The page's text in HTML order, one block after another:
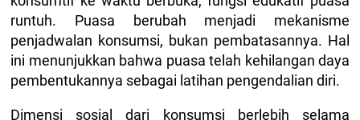
runtuh. Puasa berubah menjadi mekanisme
penjadwalan konsumsi, bukan pembatasannya. Hal
ini menunjukkan bahwa puasa telah kehilangan daya
pembentukannya sebagai latihan pengendalian diri.
Dimensi sosial dari konsumsi berlebih selama